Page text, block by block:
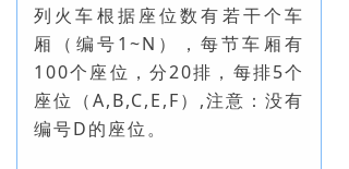
列火车根据座位数有若干个车
厢（编号1~N），每节车厢有
100个座位，分20排，每排5个
座位（A,B,C,E,F）,注意： 没有
编号D的座位。